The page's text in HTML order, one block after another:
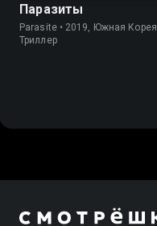
Паразиты
Parasite • 2019, Южная Корея,
Триллер